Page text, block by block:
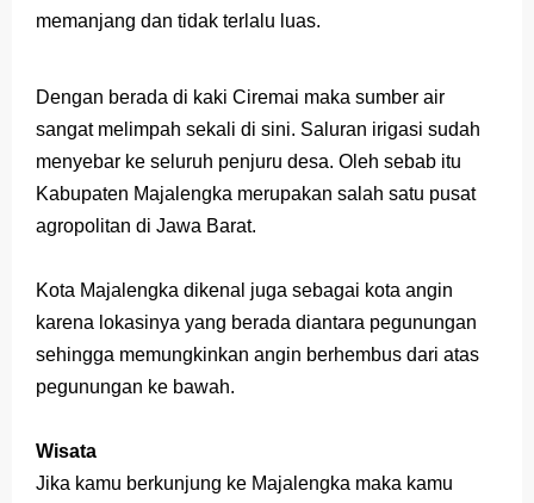
memanjang dan tidak terlalu luas.
Dengan berada di kaki Ciremai maka sumber air
sangat melimpah sekali di sini. Saluran irigasi sudah
menyebar ke seluruh penjuru desa. Oleh sebab itu
Kabupaten Majalengka merupakan salah satu pusat
agropolitan di Jawa Barat.
Kota Majalengka dikenal juga sebagai kota angin
karena lokasinya yang berada diantara pegunungan
sehingga memungkinkan angin berhembus dari atas
pegunungan ke bawah.
Wisata
Jika kamu berkunjung ke Majalengka maka kamu